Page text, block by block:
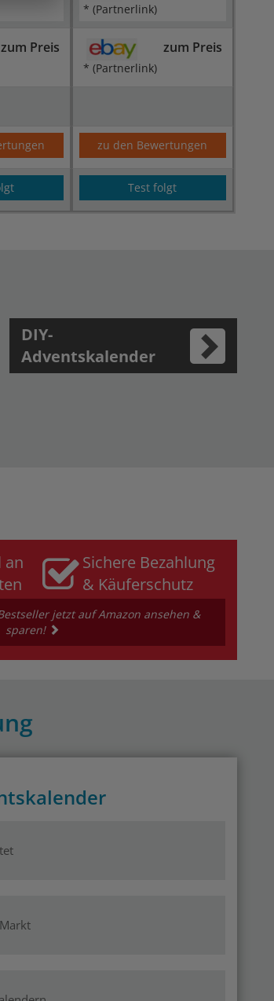
* (Partnerlink)
zum Preis zum Preis
* (Partnerlink)
zu den Bewertungen
Test folgt
DIY-
Adventskalender
an
Sichere Bezahlung
& Käuferschutz
jetzt auf Amazon ansehen &
sparen!